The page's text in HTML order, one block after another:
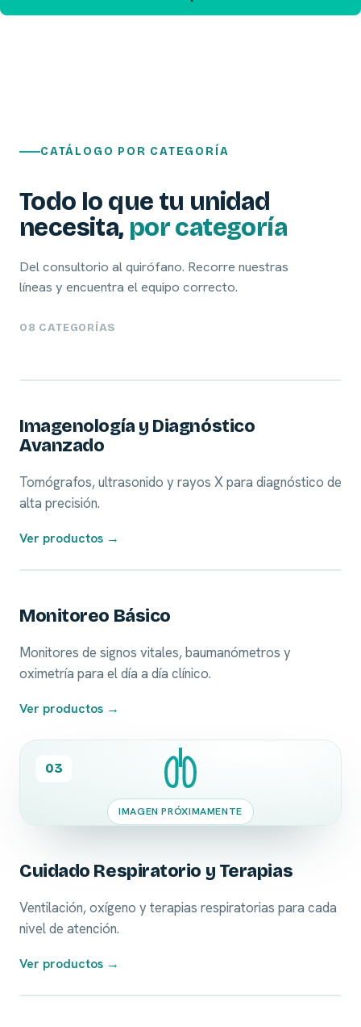
CATÁLOGO POR CATEGORÍA
Todo lo que tu unidad
necesita, por categoría
Del consultorio al quirófano. Recorre nuestras
líneas y encuentra el equipo correcto.
08 CATEGORÍAS
Imagenología y Diagnóstico
Avanzado
Tomógrafos, ultrasonido y rayos X para diagnóstico de
alta precisión.
Ver productos →
Monitoreo Básico
Monitores de signos vitales, baumanómetros y
oximetría para el día a día clínico.
Ver productos →
03
IMAGEN PRÓXIMAMENTE
Cuidado Respiratorio y Terapias
Ventilación, oxígeno y terapias respiratorias para cada
nivel de atención.
Ver productos →